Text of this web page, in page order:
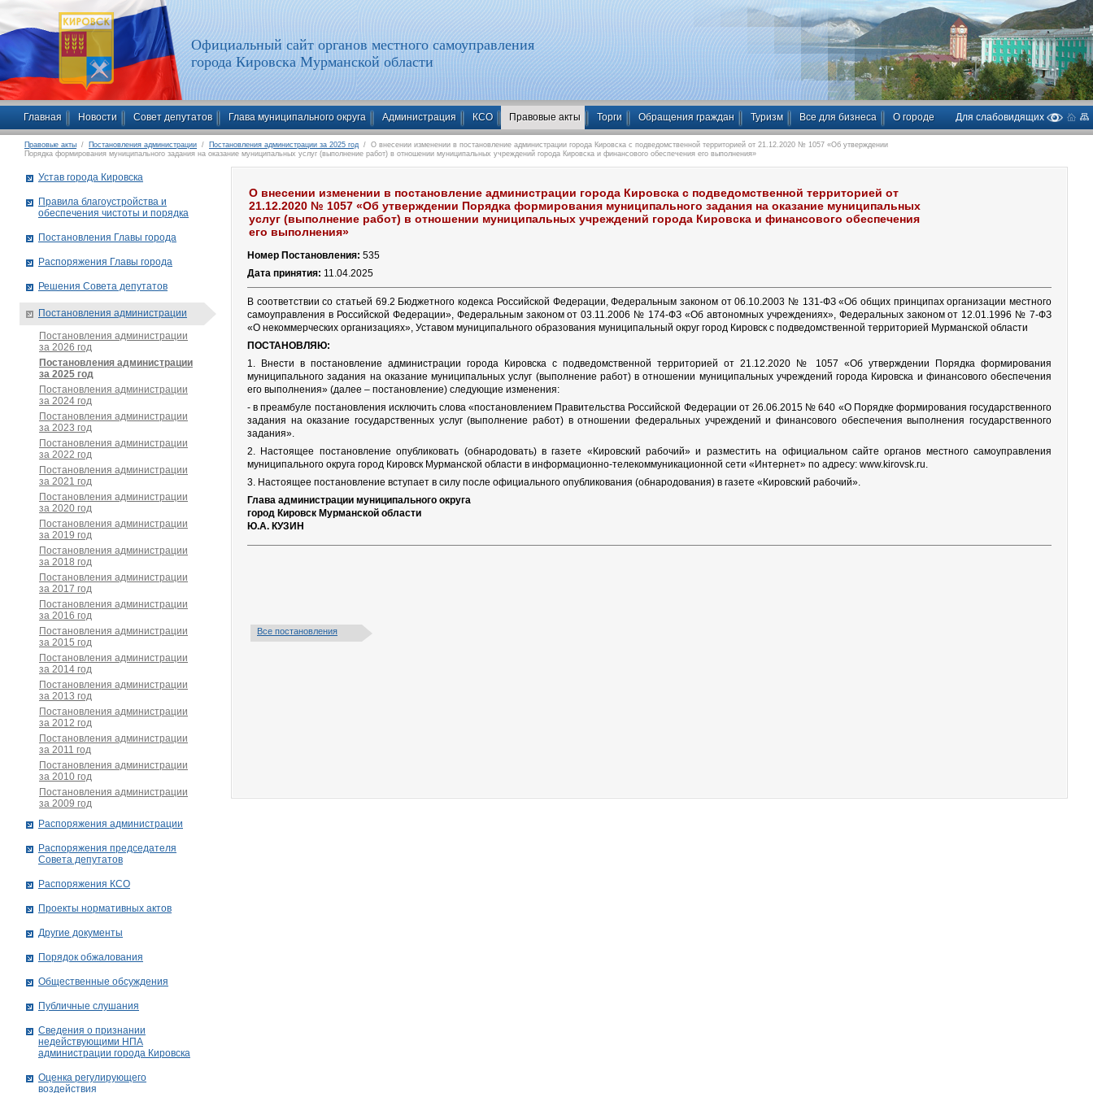
Официальный сайт органов местного самоуправления
города Кировска Мурманской области
Главная Новости Совет депутатов Глава муниципального округа Администрация КСО Правовые акты Торги Обращения граждан Туризм Все для бизнеса О городе Для слабовидящих
Правовые акты / Постановления администрации / Постановления администрации за 2025 год / О внесении изменении в постановление администрации города Кировска с подведомственной территорией от 21.12.2020 № 1057 «Об утверждении
Порядка формирования муниципального задания на оказание муниципальных услуг (выполнение работ) в отношении муниципальных учреждений города Кировска и финансового обеспечения его выполнения»
О внесении изменении в постановление администрации города Кировска с подведомственной территорией от
21.12.2020 № 1057 «Об утверждении Порядка формирования муниципального задания на оказание муниципальных
услуг (выполнение работ) в отношении муниципальных учреждений города Кировска и финансового обеспечения
его выполнения»
Номер Постановления: 535
Дата принятия: 11.04.2025
В соответствии со статьей 69.2 Бюджетного кодекса Российской Федерации, Федеральным законом от 06.10.2003 № 131-ФЗ «Об общих принципах организации местного
самоуправления в Российской Федерации», Федеральным законом от 03.11.2006 № 174-ФЗ «Об автономных учреждениях», Федеральных законом от 12.01.1996 № 7-ФЗ
«О некоммерческих организациях», Уставом муниципального образования муниципальный округ город Кировск с подведомственной территорией Мурманской области
ПОСТАНОВЛЯЮ:
1. Внести в постановление администрации города Кировска с подведомственной территорией от 21.12.2020 № 1057 «Об утверждении Порядка формирования
муниципального задания на оказание муниципальных услуг (выполнение работ) в отношении муниципальных учреждений города Кировска и финансового обеспечения
его выполнения» (далее – постановление) следующие изменения:
- в преамбуле постановления исключить слова «постановлением Правительства Российской Федерации от 26.06.2015 № 640 «О Порядке формирования государственного
задания на оказание государственных услуг (выполнение работ) в отношении федеральных учреждений и финансового обеспечения выполнения государственного
задания».
2. Настоящее постановление опубликовать (обнародовать) в газете «Кировский рабочий» и разместить на официальном сайте органов местного самоуправления
муниципального округа город Кировск Мурманской области в информационно-телекоммуникационной сети «Интернет» по адресу: www.kirovsk.ru.
3. Настоящее постановление вступает в силу после официального опубликования (обнародования) в газете «Кировский рабочий».
Глава администрации муниципального округа
город Кировск Мурманской области
Ю.А. КУЗИН
Все постановления
Устав города Кировска
Правила благоустройства и
обеспечения чистоты и порядка
Постановления Главы города
Распоряжения Главы города
Решения Совета депутатов
Постановления администрации
Постановления администрации
за 2026 год
Постановления администрации
за 2025 год
Постановления администрации
за 2024 год
Постановления администрации
за 2023 год
Постановления администрации
за 2022 год
Постановления администрации
за 2021 год
Постановления администрации
за 2020 год
Постановления администрации
за 2019 год
Постановления администрации
за 2018 год
Постановления администрации
за 2017 год
Постановления администрации
за 2016 год
Постановления администрации
за 2015 год
Постановления администрации
за 2014 год
Постановления администрации
за 2013 год
Постановления администрации
за 2012 год
Постановления администрации
за 2011 год
Постановления администрации
за 2010 год
Постановления администрации
за 2009 год
Распоряжения администрации
Распоряжения председателя
Совета депутатов
Распоряжения КСО
Проекты нормативных актов
Другие документы
Порядок обжалования
Общественные обсуждения
Публичные слушания
Сведения о признании
недействующими НПА
администрации города Кировскa
Оценка регулирующего
воздействия